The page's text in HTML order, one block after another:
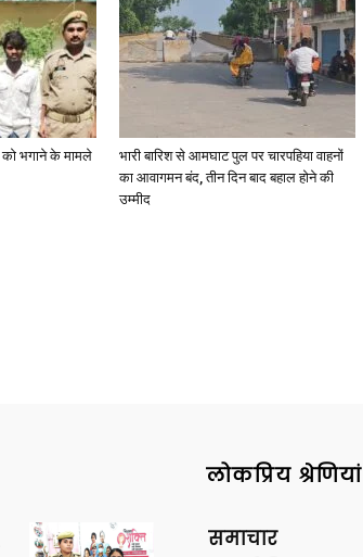
Paper
को भगाने के मामले
भारी बारिश से आमघाट पुल पर चारपहिया वाहनों
का आवागमन बंद, तीन दिन बाद बहाल होने की
उम्मीद
लोकप्रिय श्रेणियां
समाचार